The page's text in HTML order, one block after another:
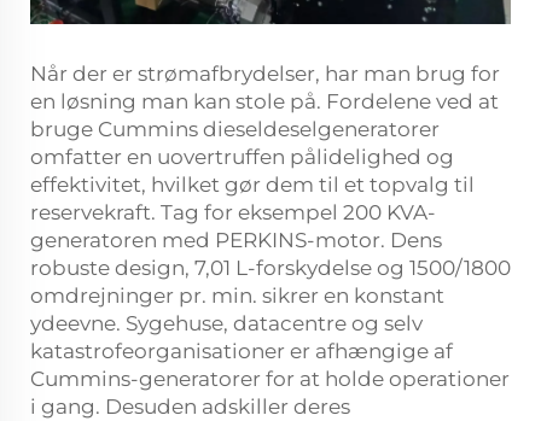
Når der er strømafbrydelser, har man brug for
en løsning man kan stole på. Fordelene ved at
bruge Cummins dieseldeselgeneratorer
omfatter en uovertruffen pålidelighed og
effektivitet, hvilket gør dem til et topvalg til
reservekraft. Tag for eksempel 200 KVA-
generatoren med PERKINS-motor. Dens
robuste design, 7,01 L-forskydelse og 1500/1800
omdrejninger pr. min. sikrer en konstant
ydeevne. Sygehuse, datacentre og selv
katastrofeorganisationer er afhængige af
Cummins-generatorer for at holde operationer
i gang. Desuden adskiller deres